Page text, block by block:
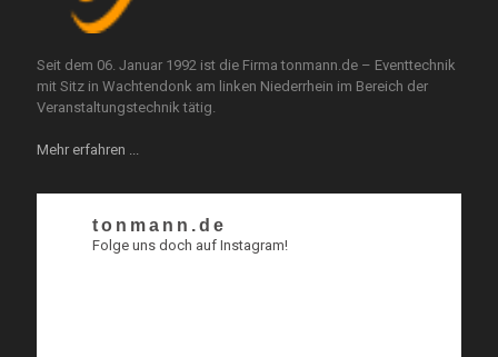
Seit dem 06. Januar 1992 ist die Firma tonmann.de – Eventtechnik
mit Sitz in Wachtendonk am linken Niederrhein im Bereich der
Veranstaltungstechnik tätig.
Mehr erfahren ...
tonmann.de
Folge uns doch auf Instagram!